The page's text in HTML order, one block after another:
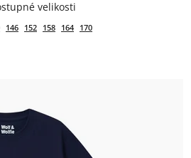
146 152 158 164 170